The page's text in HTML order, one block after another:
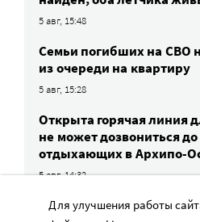
5 авг, 15:48
Семьи погибших на СВО
из очереди на квартиру
5 авг, 15:28
Открыта горячая линия
не может дозвониться
отдыхающих в Архипо-
5 авг, 14:32
Для улучшения работы